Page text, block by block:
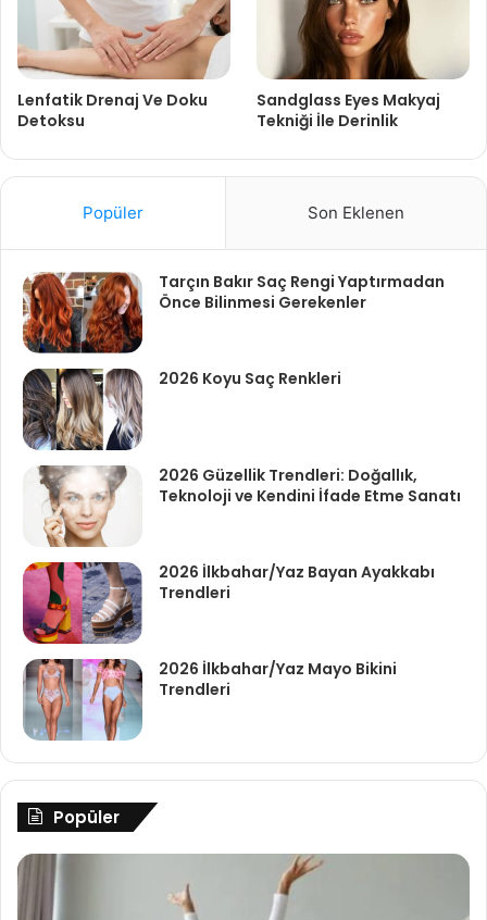
Lenfatik Drenaj Ve Doku
Detoksu
Sandglass Eyes Makyaj
Tekniği İle Derinlik
Popüler Son Eklenen
Tarçın Bakır Saç Rengi Yaptırmadan
Önce Bilinmesi Gerekenler
2026 Koyu Saç Renkleri
2026 Güzellik Trendleri: Doğallık,
Teknoloji ve Kendini İfade Etme Sanatı
2026 İlkbahar/Yaz Bayan Ayakkabı
Trendleri
2026 İlkbahar/Yaz Mayo Bikini
Trendleri
Popüler